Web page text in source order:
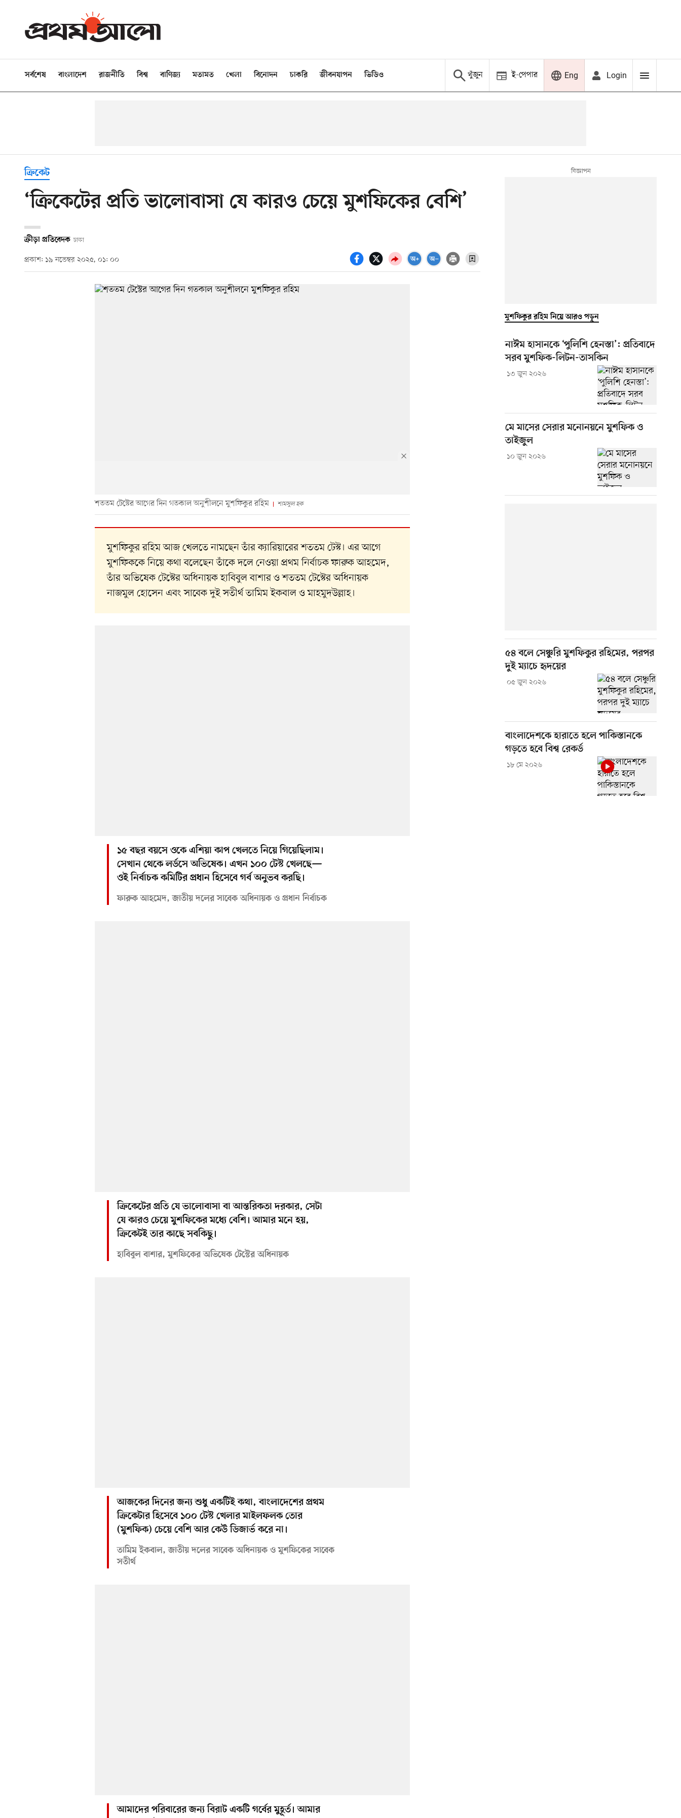
সর্বশেষ বাংলাদেশ রাজনীতি বিশ্ব বাণিজ্য মতামত খেলা বিনোদন চাকরি জীবনযাপন ভিডিও খুঁজুন ই-পেপার Eng Login
ক্রিকেট
‘ক্রিকেটের প্রতি ভালোবাসা যে কারও চেয়ে মুশফিকের বেশি’
ক্রীড়া প্রতিবেদক ঢাকা
প্রকাশ: ১৯ নভেম্বর ২০২৫, ০১: ০০
শততম টেস্টের আগের দিন গতকাল অনুশীলনে মুশফিকুর রহিম শামসুল হক
মুশফিকুর রহিম আজ খেলতে নামছেন তাঁর ক্যারিয়ারের শততম টেস্ট। এর আগে
মুশফিককে নিয়ে কথা বলেছেন তাঁকে দলে নেওয়া প্রথম নির্বাচক ফারুক আহমেদ,
তাঁর অভিষেক টেস্টের অধিনায়ক হাবিবুল বাশার ও শততম টেস্টের অধিনায়ক
নাজমুল হোসেন এবং সাবেক দুই সতীর্থ তামিম ইকবাল ও মাহমুদউল্লাহ।
১৫ বছর বয়সে ওকে এশিয়া কাপ খেলতে নিয়ে গিয়েছিলাম।
সেখান থেকে লর্ডসে অভিষেক। এখন ১০০ টেস্ট খেলছে—
ওই নির্বাচক কমিটির প্রধান হিসেবে গর্ব অনুভব করছি।
ফারুক আহমেদ, জাতীয় দলের সাবেক অধিনায়ক ও প্রধান নির্বাচক
ক্রিকেটের প্রতি যে ভালোবাসা বা আন্তরিকতা দরকার, সেটা
যে কারও চেয়ে মুশফিকের মধ্যে বেশি। আমার মনে হয়,
ক্রিকেটই তার কাছে সবকিছু।
হাবিবুল বাশার, মুশফিকের অভিষেক টেস্টের অধিনায়ক
আজকের দিনের জন্য শুধু একটিই কথা, বাংলাদেশের প্রথম
ক্রিকেটার হিসেবে ১০০ টেস্ট খেলার মাইলফলক তোর
(মুশফিক) চেয়ে বেশি আর কেউ ডিজার্ভ করে না।
তামিম ইকবাল, জাতীয় দলের সাবেক অধিনায়ক ও মুশফিকের সাবেক
সতীর্থ
আমাদের পরিবারের জন্য বিরাট একটি গর্বের মুহূর্ত। আমার
মুশফিকুর রহিম নিয়ে আরও পড়ুন
নাঈম হাসানকে ‘পুলিশি হেনস্তা’: প্রতিবাদে
সরব মুশফিক-লিটন-তাসকিন
১৩ জুন ২০২৬
মে মাসের সেরার মনোনয়নে মুশফিক ও
তাইজুল
১০ জুন ২০২৬
৫৪ বলে সেঞ্চুরি মুশফিকুর রহিমের, পরপর
দুই ম্যাচে হৃদয়ের
০৫ জুন ২০২৬
বাংলাদেশকে হারাতে হলে পাকিস্তানকে
গড়তে হবে বিশ্ব রেকর্ড
১৮ মে ২০২৬